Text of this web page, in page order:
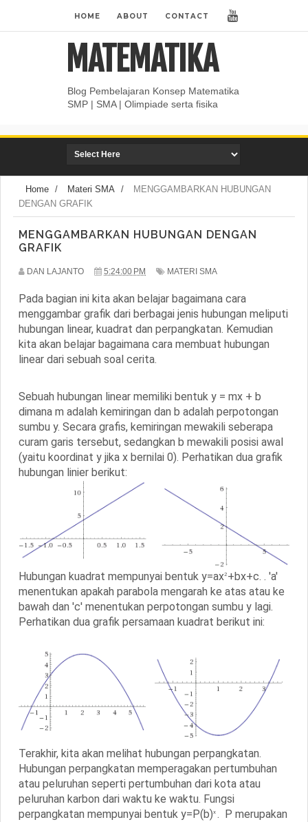
HOME ABOUT CONTACT
MATEMATIKA
Blog Pembelajaran Konsep Matematika
SMP | SMA | Olimpiade serta fisika
Home / Materi SMA /
MENGGAMBARKAN HUBUNGAN
DENGAN GRAFIK
MENGGAMBARKAN HUBUNGAN DENGAN
GRAFIK
DAN LAJANTO 5:24:00 PM MATERI SMA
Pada bagian ini kita akan belajar bagaimana cara
menggambar grafik dari berbagai jenis hubungan meliputi
hubungan linear, kuadrat dan perpangkatan. Kemudian
kita akan belajar bagaimana cara membuat hubungan
linear dari sebuah soal cerita.
Sebuah hubungan linear memiliki bentuk y = mx + b
dimana m adalah kemiringan dan b adalah perpotongan
sumbu y. Secara grafis, kemiringan mewakili seberapa
curam garis tersebut, sedangkan b mewakili posisi awal
(yaitu koordinat y jika x bernilai 0). Perhatikan dua grafik
hubungan linier berikut:
Hubungan kuadrat mempunyai bentuk y=ax2 +bx+c. . 'a'
menentukan apakah parabola mengarah ke atas atau ke
bawah dan 'c' menentukan perpotongan sumbu y lagi.
Perhatikan dua grafik persamaan kuadrat berikut ini:
Terakhir, kita akan melihat hubungan perpangkatan.
Hubungan perpangkatan memperagakan pertumbuhan
atau peluruhan seperti pertumbuhan dari kota atau
peluruhan karbon dari waktu ke waktu. Fungsi
perpangkatan mempunyai bentuk y=P(b)x . P merupakan